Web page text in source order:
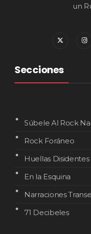
un
Secciones
Súbele Al Rock
Rock Foráneo
Huellas Disidentes
En la Esquina
Narraciones
71 Decibeles